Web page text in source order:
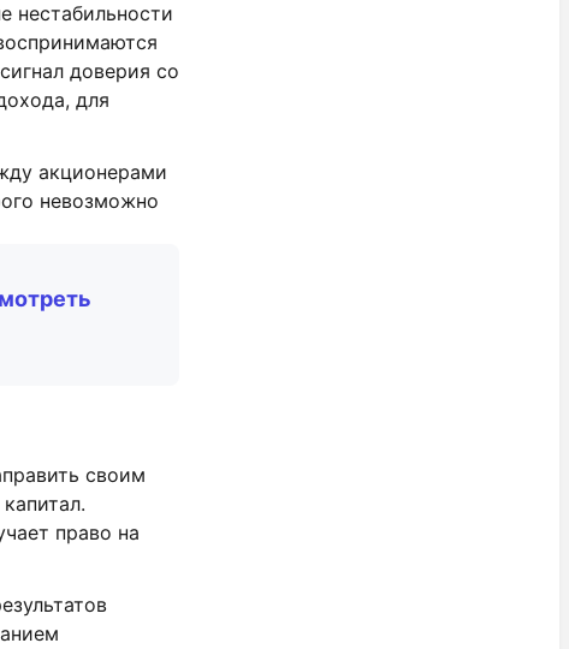
нестабильности
доверия со
для
акционерами
невозможно
своим
право на